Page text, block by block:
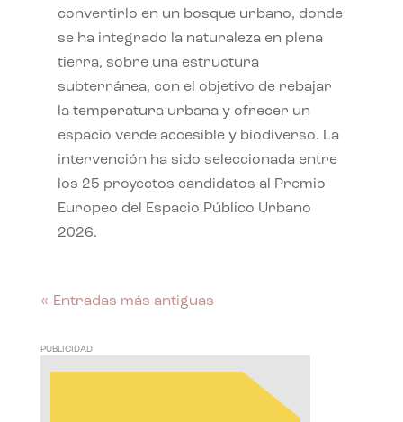
convertirlo en un bosque urbano, donde
se ha integrado la naturaleza en plena
tierra, sobre una estructura
subterránea, con el objetivo de rebajar
la temperatura urbana y ofrecer un
espacio verde accesible y biodiverso. La
intervención ha sido seleccionada entre
los 25 proyectos candidatos al Premio
Europeo del Espacio Público Urbano
2026.
« Entradas más antiguas
PUBLICIDAD